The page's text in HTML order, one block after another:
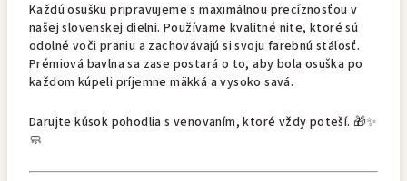
Každú osušku pripravujeme s maximálnou precíznosťou v
našej slovenskej dielni. Používame kvalitné nite, ktoré sú
odolné voči praniu a zachovávajú si svoju farebnú stálosť.
Prémiová bavlna sa zase postará o to, aby bola osuška po
každom kúpeli príjemne mäkká a vysoko savá.
Darujte kúsok pohodlia s venovaním, ktoré vždy poteší. 🎁✨
🧼